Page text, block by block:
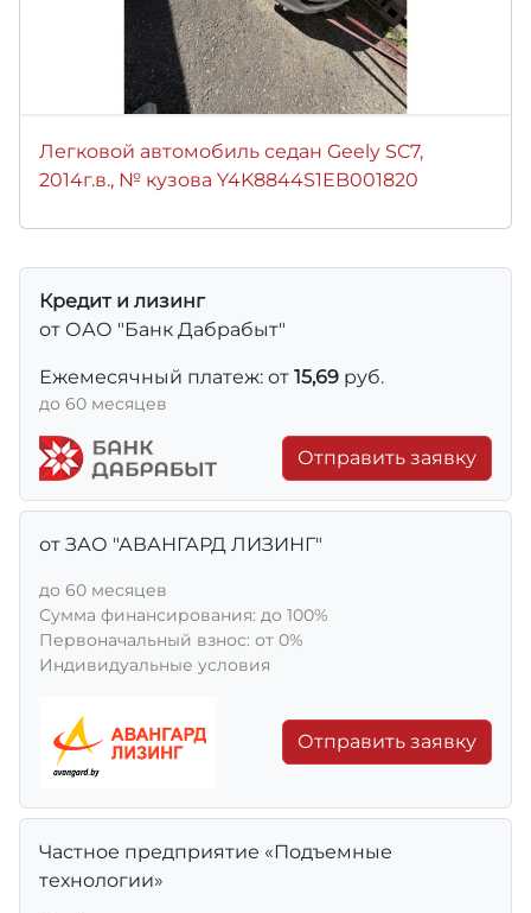
Легковой автомобиль седан Geely SC7,
2014г.в., № кузова Y4K8844S1EB001820
Кредит и лизинг
от ОАО "Банк Дабрабыт"
Ежемесячный платеж: от 15,69 руб.
до 60 месяцев
Отправить заявку
от ЗАО "АВАНГАРД ЛИЗИНГ"
до 60 месяцев
Сумма финансирования: до 100%
Первоначальный взнос: от 0%
Индивидуальные условия
Отправить заявку
Частное предприятие «Подъемные
технологии»